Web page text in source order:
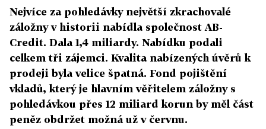
Nejvíce za pohledávky největší zkrachovalé
záložny v historii nabídla společnost AB-
Credit. Dala 1,4 miliardy. Nabídku podali
celkem tři zájemci. Kvalita nabízených úvěrů k
prodeji byla velice špatná. Fond pojištění
vkladů, který je hlavním věřitelem záložny s
pohledávkou přes 12 miliard korun by měl část
peněz obdržet možná už v červnu.